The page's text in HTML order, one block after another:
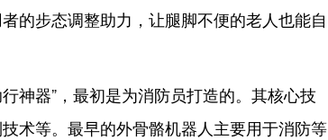
的步态调整助力，让腿脚不便的老人也能自
神器”，最初是为消防员打造的。其核心技
术等。最早的外骨骼机器人主要用于消防等